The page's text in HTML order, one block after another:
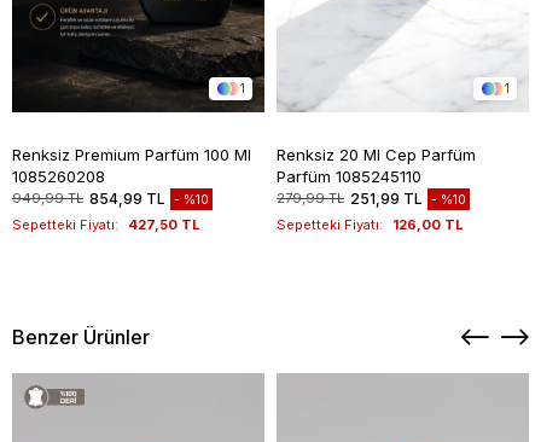
1
Renksiz Premium Parfüm 100 Ml
1085260208
949,99 TL 854,99 TL %10
Sepetteki Fiyatı: 427,50 TL
1
Renksiz 20 Ml Cep Parfüm
Parfüm 1085245110
279,99 TL 251,99 TL %10
Sepetteki Fiyatı: 126,00 TL
Benzer Ürünler